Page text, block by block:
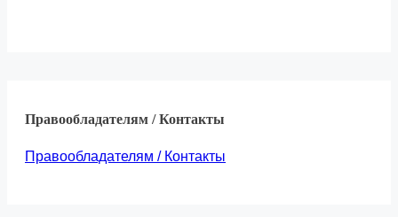
Правообладателям / Контакты
Правообладателям / Контакты